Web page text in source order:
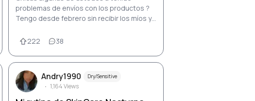
problemas de envíos con los productos ?
Tengo desde febrero sin recibir los míos y
222
38
Andry1990 Dry/Sensitive
1,164Views